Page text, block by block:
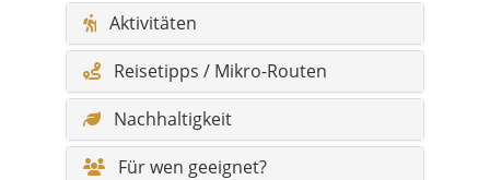
Aktivitäten
Reisetipps / Mikro-Routen
Nachhaltigkeit
Für wen geeignet?